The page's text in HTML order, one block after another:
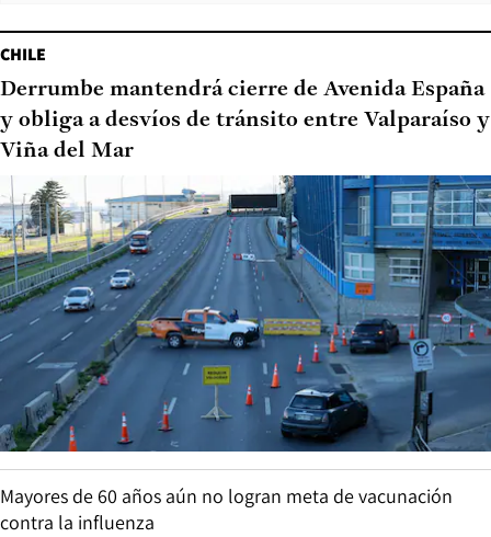
CHILE
Derrumbe mantendrá cierre de Avenida España
y obliga a desvíos de tránsito entre Valparaíso y
Viña del Mar
Mayores de 60 años aún no logran meta de vacunación
contra la influenza